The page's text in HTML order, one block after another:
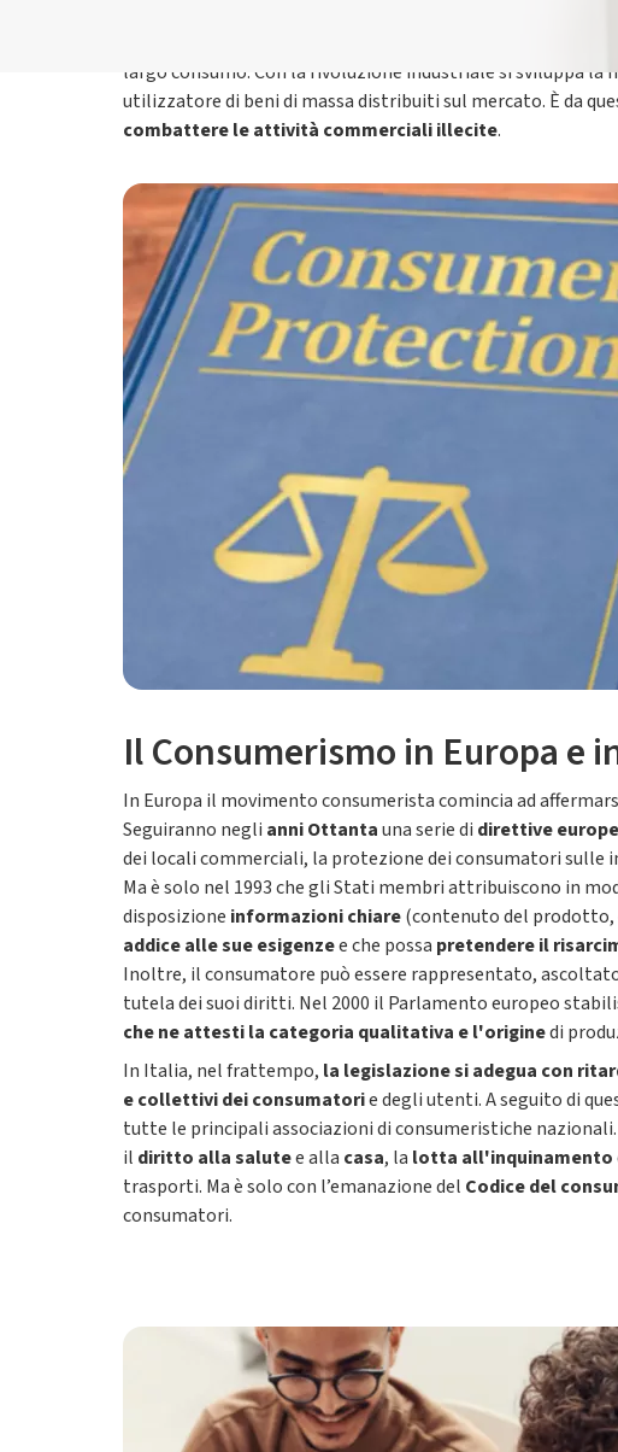
A causa di numerose proteste, il Governo Federale fu
largo consumo. Con la rivoluzione industriale si sviluppa
utilizzatore di beni di massa distribuiti sul mercato. È da
combattere le attività commerciali illecite.
Il Consumerismo in Europa e
In Europa il movimento consumerista comincia ad
Seguiranno negli anni Ottantauna serie di direttive
dei locali commerciali, la protezione dei consumatori sulle
Ma è solo nel 1993 che gli Stati membri attribuiscono in
disposizione informazioni chiare(contenuto del prodotto,
addice alle sue esigenzee che possa pretendere il
Inoltre, il consumatore può essere rappresentato,
tutela dei suoi diritti. Nel 2000 il Parlamento europeo
che ne attesti la categoria qualitativa e l'originedi
In Italia, nel frattempo, la legislazione si adegua con
e collettivi dei consumatorie degli utenti. A seguito di
tutte le principali associazioni di consumeristiche
il diritto alla salutee alla casa, la lotta all'inquinamento
trasporti. Ma è solo con l’emanazione del Codice del
consumatori.